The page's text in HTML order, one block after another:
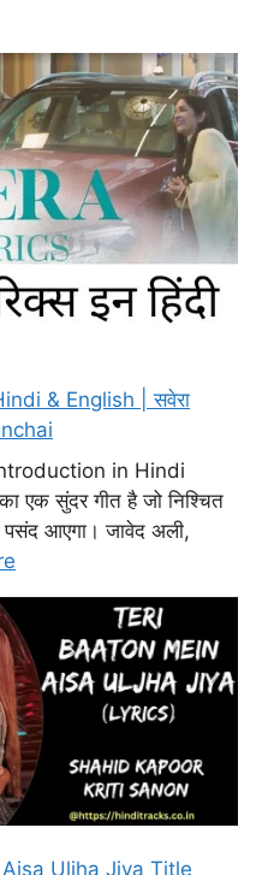
& English | सवेरा
in Hindi
एक सुंदर गीत है जो निश्चित
आएगा। जावेद अली,
Uljha Jiya Title